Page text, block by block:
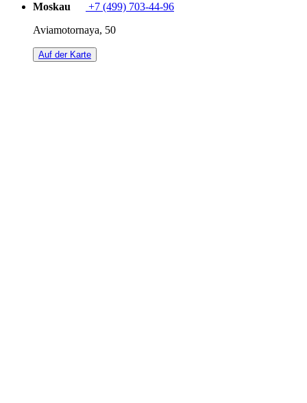
Moskau
+7 (499) 703-44-96
Aviamotornaya, 50
Auf der Karte